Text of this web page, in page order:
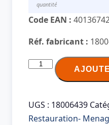
quantité
Code EAN :
Réf. fabricant :
quantité
Veilleuse
en
UGS : 18006439
Restauration-